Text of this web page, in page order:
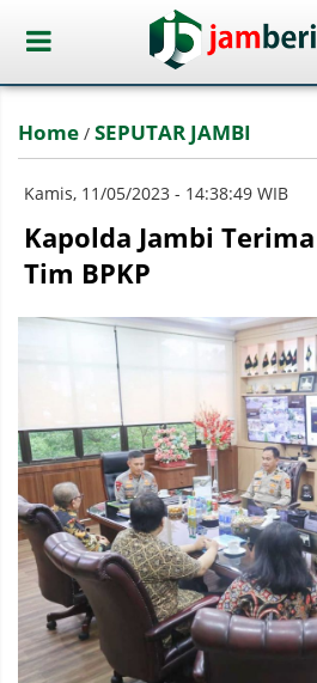
Home / SEPUTAR JAMBI
Kamis, 11/05/2023 - 14:38:49 WIB
Kapolda Jambi
Tim BPKP